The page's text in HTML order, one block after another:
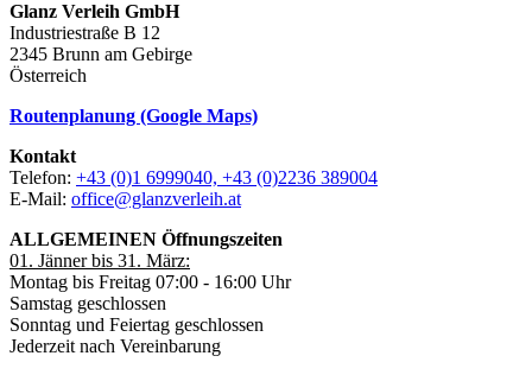
Glanz Verleih GmbH
Industriestraße B 12
2345 Brunn am Gebirge
Österreich
Routenplanung (Google Maps)
Kontakt
Telefon: +43 (0)1 6999040, +43 (0)2236 389004
E-Mail: office@glanzverleih.at
ALLGEMEINEN Öffnungszeiten
01. Jänner bis 31. März:
Montag bis Freitag 07:00 - 16:00 Uhr
Samstag geschlossen
Sonntag und Feiertag geschlossen
Jederzeit nach Vereinbarung